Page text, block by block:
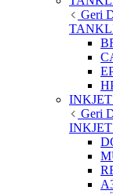
Geri
Geri